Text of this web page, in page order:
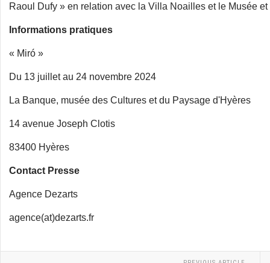
Raoul Dufy » en relation avec la Villa Noailles et le Musée
Informations pratiques
« Miró »
Du 13 juillet au 24 novembre 2024
La Banque, musée des Cultures et du Paysage d'Hyères
14 avenue Joseph Clotis
83400 Hyères
Contact Presse
Agence Dezarts
agence(at)dezarts.fr